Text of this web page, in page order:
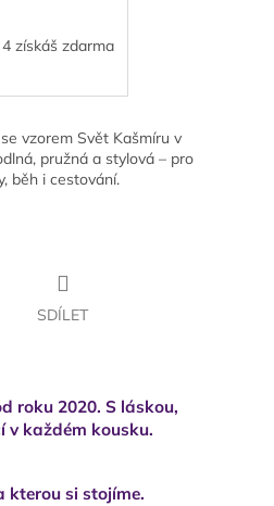
získáš zdarma
vzorem Svět Kašmíru v
pružná a stylová – pro
běh i cestování.
SDÍLET
roku 2020. S láskou,
v každém kousku.
kterou si stojíme.